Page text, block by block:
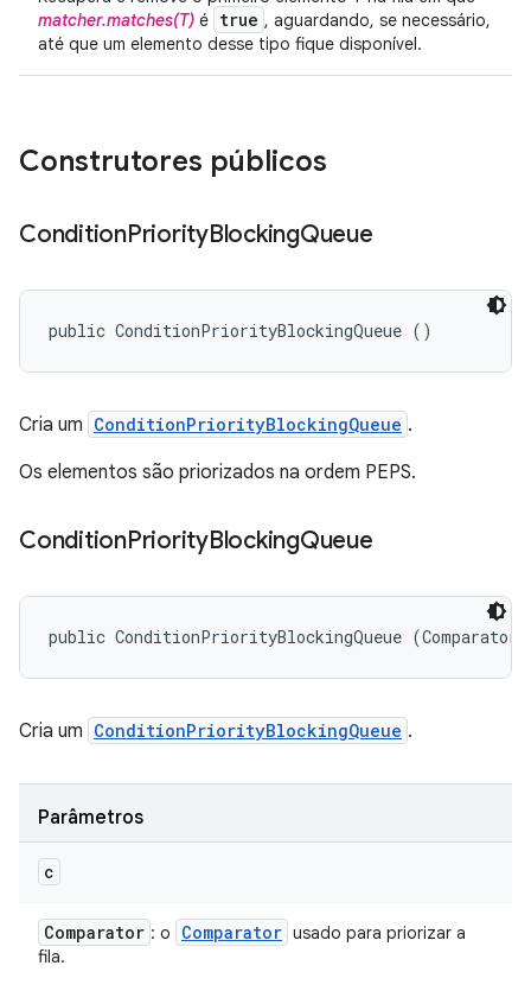
matcher.matches(T) é true , aguardando, se necessário,
até que um elemento desse tipo fique disponível.
Construtores públicos
ConditionPriorityBlockingQueue
public ConditionPriorityBlockingQueue ()
Cria um ConditionPriorityBlockingQueue .
Os elementos são priorizados na ordem PEPS.
ConditionPriorityBlockingQueue
public ConditionPriorityBlockingQueue
Cria um ConditionPriorityBlockingQueue .
Parâmetros
c
Comparator : o Comparator usado para priorizar a
fila.